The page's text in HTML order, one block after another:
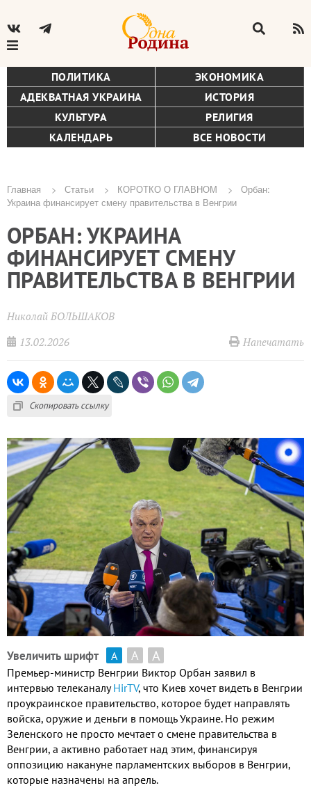
ПОЛИТИКА
ЭКОНОМИКА
АДЕКВАТНАЯ УКРАИНА
ИСТОРИЯ
КУЛЬТУРА
РЕЛИГИЯ
КАЛЕНДАРЬ
ВСЕ НОВОСТИ
Строка
навигации
Главная Статьи КОРОТКО О ГЛАВНОМ
Орбан:
Украина финансирует смену правительства в Венгрии
ОРБАН: УКРАИНА
ФИНАНСИРУЕТ СМЕНУ
ПРАВИТЕЛЬСТВА В ВЕНГРИИ
Николай БОЛЬШАКОВ
13.02.2026
Напечатать
Скопировать ссылку
Увеличить шрифт А А А
Премьер-министр Венгрии Виктор Орбан заявил в
интервью телеканалуHirTV, что Киев хочет видеть в Венгрии
проукраинское правительство, которое будет направлять
войска, оружие и деньги в помощь Украине. Но режим
Зеленского не просто мечтает о смене правительства в
Венгрии, а активно работает над этим, финансируя
оппозицию накануне парламентских выборов в Венгрии,
которые назначены на апрель.